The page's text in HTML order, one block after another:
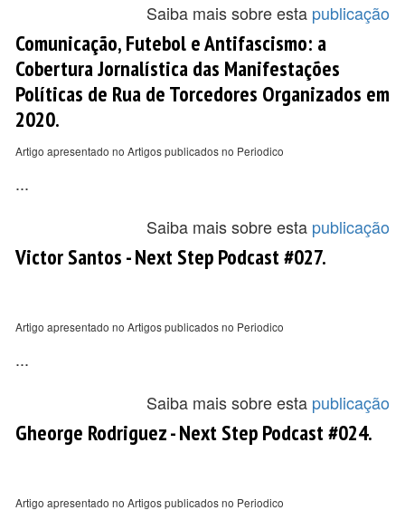
Saiba mais sobre esta publicação
Comunicação, Futebol e Antifascismo: a
Cobertura Jornalística das Manifestações
Políticas de Rua de Torcedores Organizados em
2020.
Artigo apresentado no Artigos publicados no Periodico
...
Saiba mais sobre esta publicação
Victor Santos - Next Step Podcast #027.
Artigo apresentado no Artigos publicados no Periodico
...
Saiba mais sobre esta publicação
Gheorge Rodriguez - Next Step Podcast #024.
Artigo apresentado no Artigos publicados no Periodico